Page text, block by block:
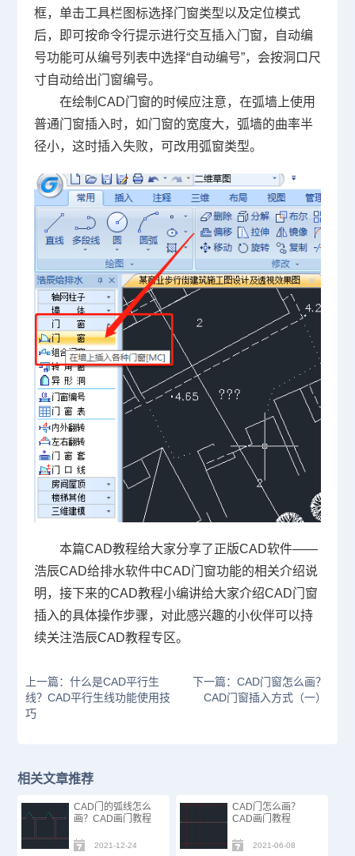
框，单击工具栏图标选择门窗类型以及定位模式
后，即可按命令行提示进行交互插入门窗，自动编
号功能可从编号列表中选择“自动编号”，会按洞口尺
寸自动给出门窗编号。
在绘制CAD门窗的时候应注意，在弧墙上使用
普通门窗插入时，如门窗的宽度大，弧墙的曲率半
径小，这时插入失败，可改用弧窗类型。
本篇CAD教程给大家分享了正版CAD软件——
浩辰CAD给排水软件中CAD门窗功能的相关介绍说
明，接下来的CAD教程小编讲给大家介绍CAD门窗
插入的具体操作步骤，对此感兴趣的小伙伴可以持
续关注浩辰CAD教程专区。
上一篇：什么是CAD平行生
线？CAD平行生线功能使用技
巧
下一篇：CAD门窗怎么画？
CAD门窗插入方式（一）
相关文章推荐
CAD门的弧线怎么
画？CAD画门教程
2021-12-24
CAD门怎么画？
CAD画门教程
2021-06-08